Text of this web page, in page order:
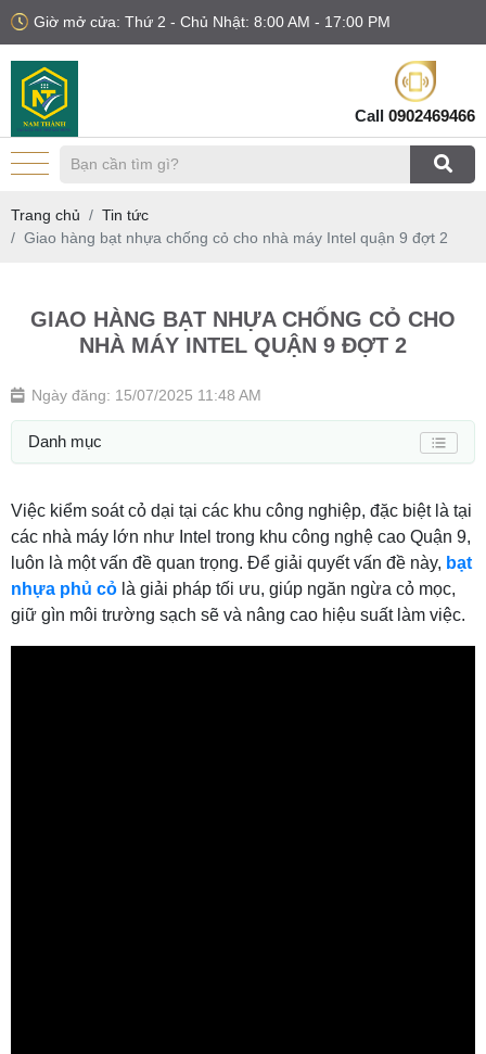
Giờ mở cửa: Thứ 2 - Chủ Nhật: 8:00 AM - 17:00 PM
Call 0902469466
Trang chủ
Tin tức
Giao hàng bạt nhựa chống cỏ cho nhà máy Intel quận 9 đợt 2
GIAO HÀNG BẠT NHỰA CHỐNG CỎ CHO
NHÀ MÁY INTEL QUẬN 9 ĐỢT 2
Ngày đăng: 15/07/2025 11:48 AM
Danh mục
Việc kiểm soát cỏ dại tại các khu công nghiệp, đặc biệt là tại
các nhà máy lớn như Intel trong khu công nghệ cao Quận 9,
luôn là một vấn đề quan trọng. Để giải quyết vấn đề này, bạt
nhựa phủ cỏ là giải pháp tối ưu, giúp ngăn ngừa cỏ mọc,
giữ gìn môi trường sạch sẽ và nâng cao hiệu suất làm việc.